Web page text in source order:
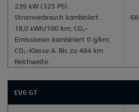
239 kW (325 PS):
Stromverbrauch kombiniert
18,0 kWh/100 km; CO₂-
Emissionen kombiniert 0 g/km;
CO₂-Klasse A. Bis zu 484 km
Reichweite.
68
EV6 GT